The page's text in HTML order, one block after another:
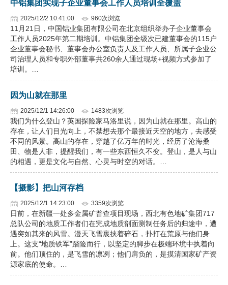
中铝集团实现子企业董事会工作人员培训全覆盖
2025/12/2 10:41:00 960次浏览
11月21日，中国铝业集团有限公司在北京组织举办子企业董事会
工作人员2025年第二期培训。中铝集团全级次已建董事会的115户
企业董事会秘书、董事会办公室负责人及工作人员、所属子企业公
司治理人员和专职外部董事共260余人通过现场+视频方式参加了
培训。…
因为山就在那里
2025/12/1 14:26:00 1483次浏览
我们为什么登山？英国探险家马洛里说，因为山就在那里。高山的
存在，让人们目光向上，不禁想去那个最接近天空的地方，去感受
不同的风景。高山的存在，穿越了亿万年的时光，经历了沧海桑
田、物是人非，提醒我们，有一些东西恒久不变。登山，是人与山
的相遇，更是文化与自然、心灵与时空的对话。…
【摄影】把山河存档
2025/12/1 14:23:00 3359次浏览
日前，在新疆一处多金属矿普查项目现场，西北有色地矿集团717
总队公司的地质工作者们在完成地质剖面测制任务后的归途中，遭
遇突如其来的风雪。漫天飞雪裹挟着碎石，扑打在荒原与他们身
上。这支“地质铁军”踏险而行，以坚定的脚步在极端环境中执着向
前。他们顶住的，是飞雪的凛冽；他们肩负的，是摸清国家矿产资
源家底的使命。…